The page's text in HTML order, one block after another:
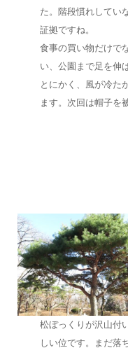
た。階段慣れしてい
証拠ですね。
食事の買い物だけで
い、公園まで足を伸
とにかく、風が冷た
ます。次回は帽子を
松ぼっくりが沢山付
しい位です。まだ落